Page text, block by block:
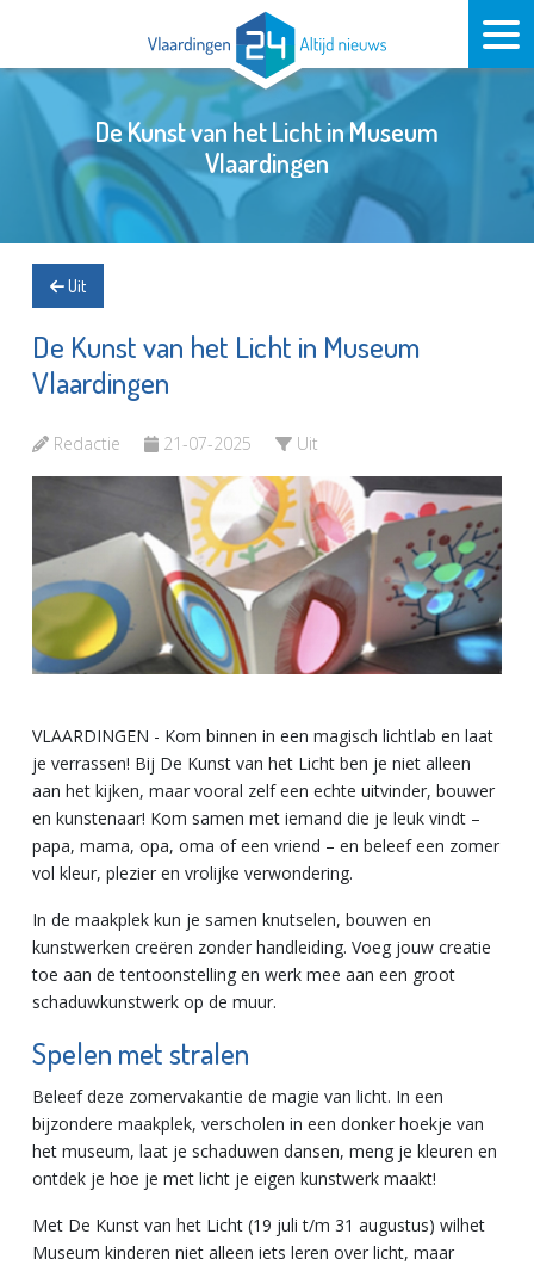
De Kunst van het Licht in Museum
Vlaardingen
Uit
De Kunst van het Licht in Museum
Vlaardingen
Redactie 21-07-2025 Uit
VLAARDINGEN - Kom binnen in een magisch lichtlab en laat
je verrassen! Bij De Kunst van het Licht ben je niet alleen
aan het kijken, maar vooral zelf een echte uitvinder, bouwer
en kunstenaar! Kom samen met iemand die je leuk vindt –
papa, mama, opa, oma of een vriend – en beleef een zomer
vol kleur, plezier en vrolijke verwondering.
In de maakplek kun je samen knutselen, bouwen en
kunstwerken creëren zonder handleiding. Voeg jouw creatie
toe aan de tentoonstelling en werk mee aan een groot
schaduwkunstwerk op de muur.
Spelen met stralen
Beleef deze zomervakantie de magie van licht. In een
bijzondere maakplek, verscholen in een donker hoekje van
het museum, laat je schaduwen dansen, meng je kleuren en
ontdek je hoe je met licht je eigen kunstwerk maakt!
Met De Kunst van het Licht (19 juli t/m 31 augustus) wilhet
Museum kinderen niet alleen iets leren over licht, maar